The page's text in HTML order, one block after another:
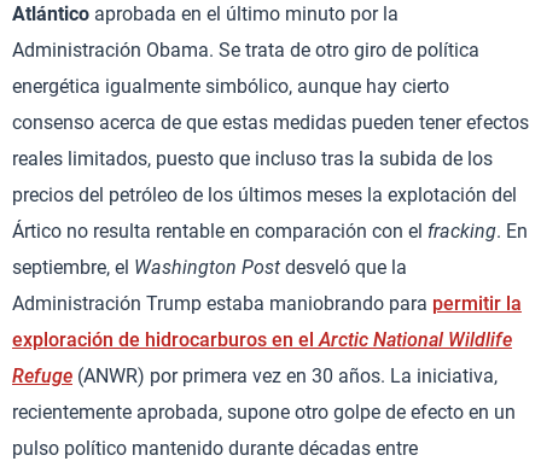
Atlántico aprobada en el último minuto por la
Administración Obama. Se trata de otro giro de política
energética igualmente simbólico, aunque hay cierto
consenso acerca de que estas medidas pueden tener efectos
reales limitados, puesto que incluso tras la subida de los
precios del petróleo de los últimos meses la explotación del
Ártico no resulta rentable en comparación con el fracking. En
septiembre, el Washington Post desveló que la
Administración Trump estaba maniobrando para permitir la
exploración de hidrocarburos en elArctic National Wildlife
Refuge (ANWR) por primera vez en 30 años. La iniciativa,
recientemente aprobada, supone otro golpe de efecto en un
pulso político mantenido durante décadas entre